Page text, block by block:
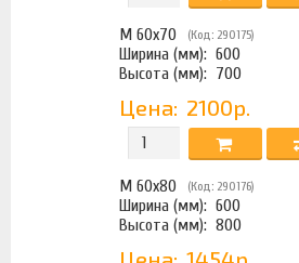
М 60х70 (Код: 290175)
Ширина (мм): 600
Высота (мм): 700
Цена: 2100р.
М 60х80 (Код: 290176)
Ширина (мм): 600
Высота (мм): 800